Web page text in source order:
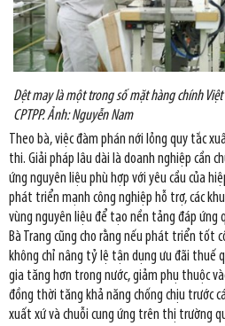
Dệt may là một trong số mặt hàng chính
CPTPP. Ảnh: Nguyễn Nam
Theo bà, việc đàm phán nới lỏng quy tắc
thi. Giải pháp lâu dài là doanh nghiệp cần
ứng nguyên liệu phù hợp với yêu cầu của
phát triển mạnh công nghiệp hỗ trợ, các
vùng nguyên liệu để tạo nền tảng đáp ứng
Bà Trang cũng cho rằng nếu phát triển tốt
không chỉ nâng tỷ lệ tận dụng ưu đãi thuế
gia tăng hơn trong nước, giảm phụ thuộc
đồng thời tăng khả năng chống chịu trước
xuất xứ và chuỗi cung ứng trên thị trường